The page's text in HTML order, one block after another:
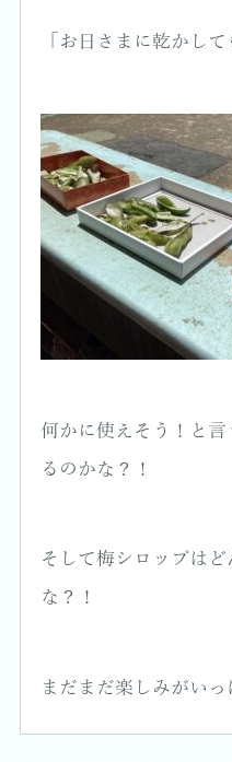
「お日さまに乾かして
何かに使えそう！と
るのかな？！
そして梅シロップは
な？！
まだまだ楽しみがいっ